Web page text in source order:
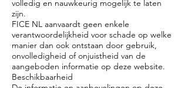
volledig en nauwkeurig mogelijk te laten
zijn.
FICE NL aanvaardt geen enkele
verantwoordelijkheid voor schade op welke
manier dan ook ontstaan door gebruik,
onvolledigheid of onjuistheid van de
aangeboden informatie op deze website.
Beschikbaarheid